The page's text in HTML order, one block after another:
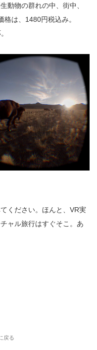
動物の群れの中、街中、
は、1480円税込み。
ください。ほんと、VR実
ャル旅行はすぐそこ。あ
戻る